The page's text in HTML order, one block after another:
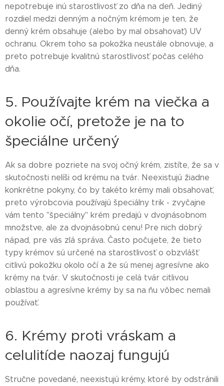
nepotrebuje inú starostlivosť zo dňa na deň. Jediný
rozdiel medzi denným a nočným krémom je ten, že
denný krém obsahuje (alebo by mal obsahovať) UV
ochranu. Okrem toho sa pokožka neustále obnovuje, a
preto potrebuje kvalitnú starostlivosť počas celého
dňa.
5. Používajte krém na viečka a
okolie očí, pretože je na to
špeciálne určený
Ak sa dobre pozriete na svoj očný krém, zistíte, že sa v
skutočnosti nelíši od krému na tvár. Neexistujú žiadne
konkrétne pokyny, čo by takéto krémy mali obsahovať,
preto výrobcovia používajú špeciálny trik - zvyčajne
vám tento "špeciálny" krém predajú v dvojnásobnom
množstve, ale za dvojnásobnú cenu! Pre nich dobrý
nápad, pre vás zlá správa. Často počujete, že tieto
typy krémov sú určené na starostlivosť o obzvlášť
citlivú pokožku okolo očí a že sú menej agresívne ako
krémy na tvár. V skutočnosti je celá tvár citlivou
oblasťou a agresívne krémy by sa na ňu vôbec nemali
používať.
6. Krémy proti vráskam a
celulitíde naozaj fungujú
Stručne povedané, neexistujú krémy, ktoré by odstránili